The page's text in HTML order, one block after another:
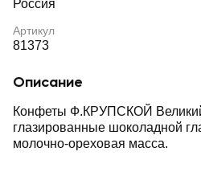
Россия
Артикул
81373
Описание
Конфеты Ф.КРУПСКОЙ
глазированные шоколадной
молочно-ореховая масса.